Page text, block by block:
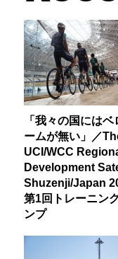
「我々の国にはベ
ームが無い」／
UCI/WCC
Development
Shuzenji/Japan
第1回トレーニン
ンプ